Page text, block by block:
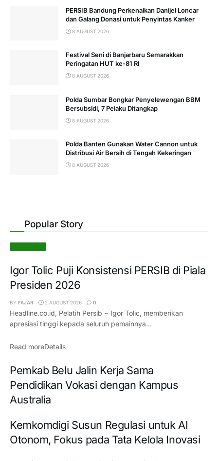
PERSIB Bandung Perkenalkan Danijel Loncar
dan Galang Donasi untuk Penyintas Kanker
8 AUGUST 2026
Festival Seni di Banjarbaru Semarakkan
Peringatan HUT ke-81 RI
8 AUGUST 2026
Polda Sumbar Bongkar Penyelewengan BBM
Bersubsidi, 7 Pelaku Ditangkap
8 AUGUST 2026
Polda Banten Gunakan Water Cannon untuk
Distribusi Air Bersih di Tengah Kekeringan
8 AUGUST 2026
Popular Story
Igor Tolic Puji Konsistensi PERSIB di Piala
Presiden 2026
BY FAJAR 2 AUGUST 2026 0
Headline.co.id, Pelatih Persib ~ Igor Tolic, memberikan
apresiasi tinggi kepada seluruh pemainnya...
Read moreDetails
Pemkab Belu Jalin Kerja Sama
Pendidikan Vokasi dengan Kampus
Australia
Kemkomdigi Susun Regulasi untuk AI
Otonom, Fokus pada Tata Kelola Inovasi